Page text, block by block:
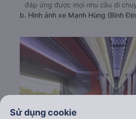
đáp ứng được mọi nhu cầu di
b. Hình ảnh xe Mạnh Hùng (Bình
Sử dụng cookie